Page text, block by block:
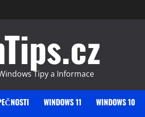
Tipy a Informace
WINDOWS 11 WINDOWS 10